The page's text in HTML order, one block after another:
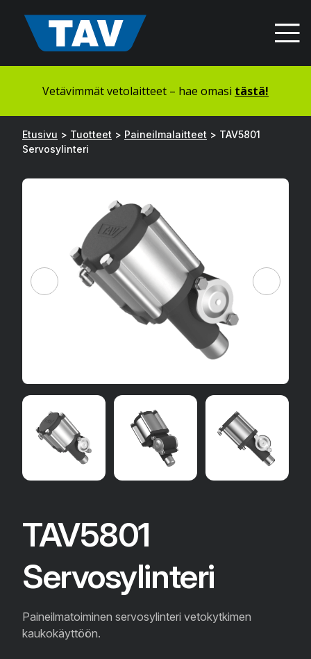
sisältöön
Vetävimmät vetolaitteet – hae omasi tästä!
Etusivu > Tuotteet > Paineilmalaitteet > TAV5801
Servosylinteri
TAV5801
Servosylinteri
Paineilmatoiminen servosylinteri vetokytkimen
kaukokäyttöön.